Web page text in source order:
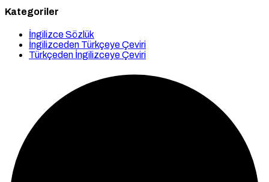
Kategoriler
İngilizce Sözlük
İngilizceden Türkçeye Çeviri
Türkçeden İngilizceye Çeviri